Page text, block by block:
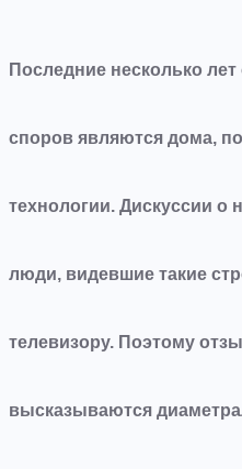
Последние несколько
споров являются дома,
технологии. Дискуссии о
люди, видевшие такие
телевизору. Поэтому
высказываются